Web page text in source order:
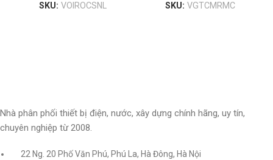
SKU: VOIROCSNL SKU: VGTCMRMC
Nhà phân phối thiết bị điện, nước, xây dựng chính hãng, uy tín,
chuyên nghiệp từ 2008.
22 Ng. 20 Phố Văn Phú, Phú La, Hà Đông, Hà Nội